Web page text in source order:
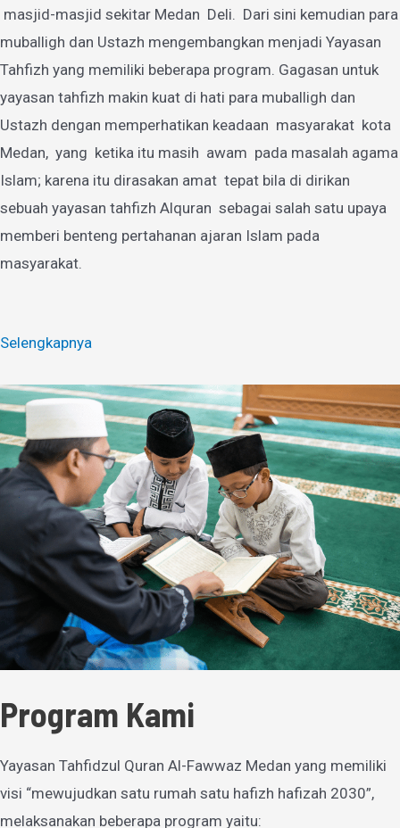
masjid-masjid sekitar Medan Deli. Dari sini kemudian para
muballigh dan Ustazh mengembangkan menjadi Yayasan
Tahfizh yang memiliki beberapa program. Gagasan untuk
yayasan tahfizh makin kuat di hati para muballigh dan
Ustazh dengan memperhatikan keadaan masyarakat kota
Medan, yang ketika itu masih awam pada masalah agama
Islam; karena itu dirasakan amat tepat bila di dirikan
sebuah yayasan tahfizh Alquran sebagai salah satu upaya
memberi benteng pertahanan ajaran Islam pada
masyarakat.
Selengkapnya
Program Kami
Yayasan Tahfidzul Quran Al-Fawwaz Medan yang memiliki
visi “mewujudkan satu rumah satu hafizh hafizah 2030”,
melaksanakan beberapa program yaitu: